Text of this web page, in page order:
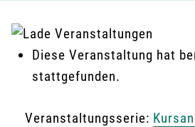
Diese Veranstaltung hat
stattgefunden.
Veranstaltungsserie: